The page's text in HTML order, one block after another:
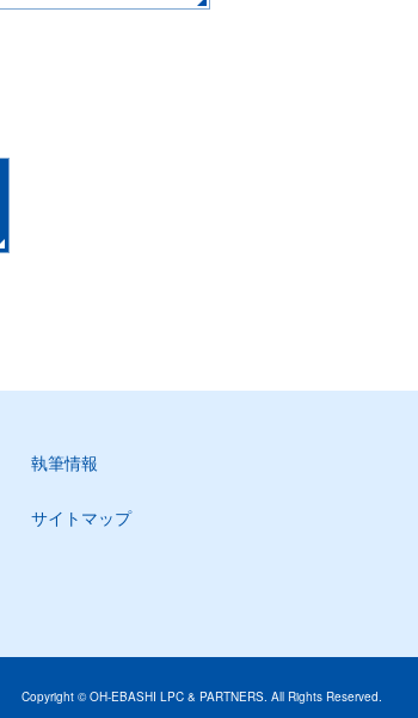
執筆情報
サイトマップ
Copyright © OH-EBASHI LPC & PARTNERS. All Rights Reserved.